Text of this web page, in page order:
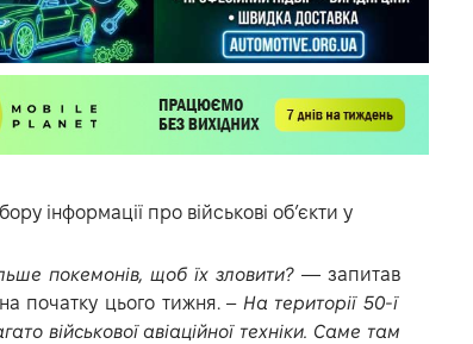
інформації про військові об’єкти у
покемонів, щоб їх зловити?— запитав
початку цього тижня. – На території 50-ї
військової авіаційної техніки. Саме там